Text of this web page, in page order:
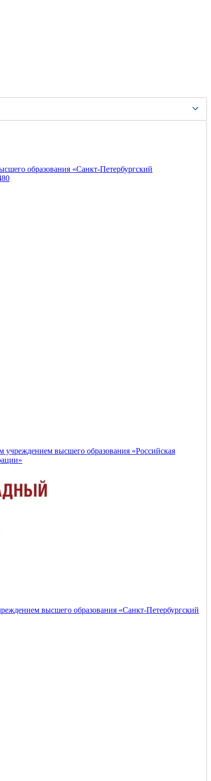
образования «Санкт-Петербургский
высшего образования «Российская
высшего образования «Санкт-Петербургский